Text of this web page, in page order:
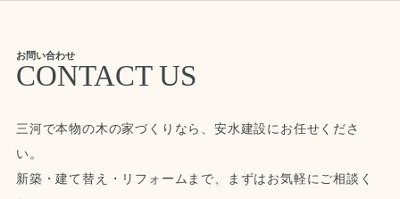
お問い合わせ
CONTACT US
三河で本物の木の家づくりなら、安水建設にお任せくださ
い。
新築・建て替え・リフォームまで、まずはお気軽にご相談く